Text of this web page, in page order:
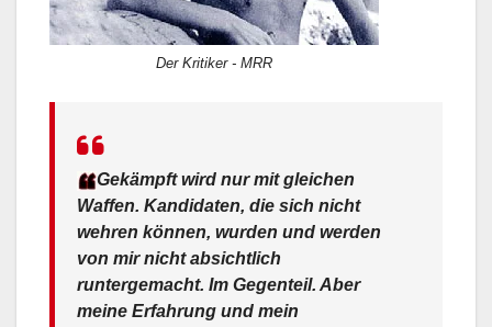
Der Kritiker - MRR
Gekämpft wird nur mit gleichen
Waffen. Kandidaten, die sich nicht
wehren können, wurden und werden
von mir nicht absichtlich
runtergemacht. Im Gegenteil. Aber
meine Erfahrung und mein